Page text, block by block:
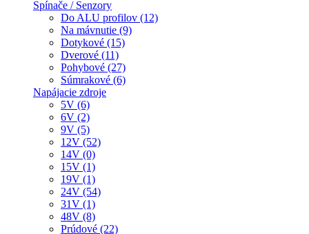
Spínače / Senzory
Do ALU profilov (12)
Na mávnutie (9)
Dotykové (15)
Dverové (11)
Pohybové (27)
Súmrakové (6)
Napájacie zdroje
5V (6)
6V (2)
9V (5)
12V (52)
14V (0)
15V (1)
19V (1)
24V (54)
31V (1)
48V (8)
Prúdové (22)